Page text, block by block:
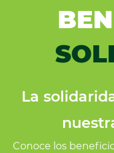
La
Conoce los